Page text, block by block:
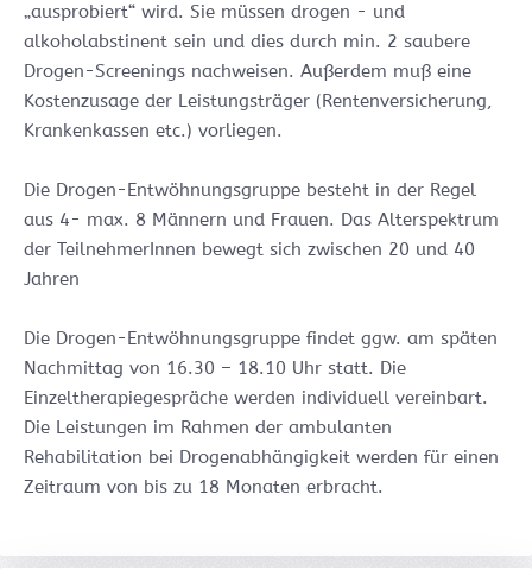
„ausprobiert“ wird. Sie müssen drogen - und
alkoholabstinent sein und dies durch min. 2 saubere
Drogen-Screenings nachweisen. Außerdem muß eine
Kostenzusage der Leistungsträger (Rentenversicherung,
Krankenkassen etc.) vorliegen.
Die Drogen-Entwöhnungsgruppe besteht in der Regel
aus 4- max. 8 Männern und Frauen. Das Alterspektrum
der TeilnehmerInnen bewegt sich zwischen 20 und 40
Jahren
Die Drogen-Entwöhnungsgruppe findet ggw. am späten
Nachmittag von 16.30 – 18.10 Uhr statt. Die
Einzeltherapiegespräche werden individuell vereinbart.
Die Leistungen im Rahmen der ambulanten
Rehabilitation bei Drogenabhängigkeit werden für einen
Zeitraum von bis zu 18 Monaten erbracht.